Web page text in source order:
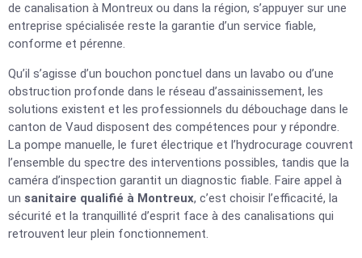
de canalisation à Montreux ou dans la région, s’appuyer sur une
entreprise spécialisée reste la garantie d’un service fiable,
conforme et pérenne.
Qu’il s’agisse d’un bouchon ponctuel dans un lavabo ou d’une
obstruction profonde dans le réseau d’assainissement, les
solutions existent et les professionnels du débouchage dans le
canton de Vaud disposent des compétences pour y répondre.
La pompe manuelle, le furet électrique et l’hydrocurage couvrent
l’ensemble du spectre des interventions possibles, tandis que la
caméra d’inspection garantit un diagnostic fiable. Faire appel à
un sanitaire qualifié à Montreux, c’est choisir l’efficacité, la
sécurité et la tranquillité d’esprit face à des canalisations qui
retrouvent leur plein fonctionnement.